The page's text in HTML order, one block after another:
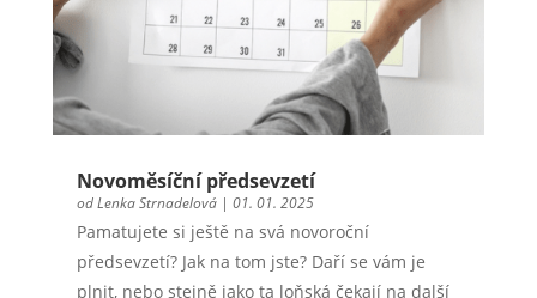
Novoměsíční předsevzetí
odLenka Strnadelová| 01. 01. 2025
Pamatujete si ještě na svá novoroční
předsevzetí? Jak na tom jste? Daří se vám je
plnit, nebo stejně jako ta loňská čekají na další